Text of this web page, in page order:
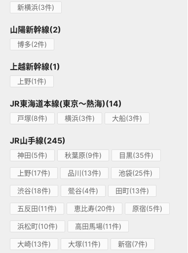
新横浜(3件)
山陽新幹線(2)
博多(2件)
上越新幹線(1)
上野(1件)
JR東海道本線(東京～熱海)(14)
戸塚(8件) 横浜(3件) 大船(3件)
JR山手線(245)
神田(5件) 秋葉原(9件) 目黒(35件)
上野(17件) 品川(13件) 池袋(25件)
渋谷(18件) 鶯谷(4件) 田町(13件)
五反田(11件) 恵比寿(20件) 原宿(5件)
浜松町(10件) 高田馬場(11件)
大崎(13件) 大塚(11件) 新宿(7件)